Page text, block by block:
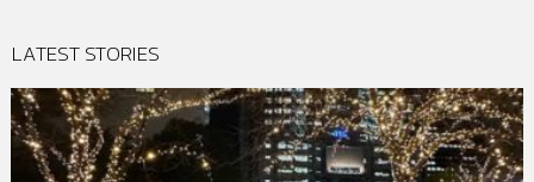
LATEST STORIES